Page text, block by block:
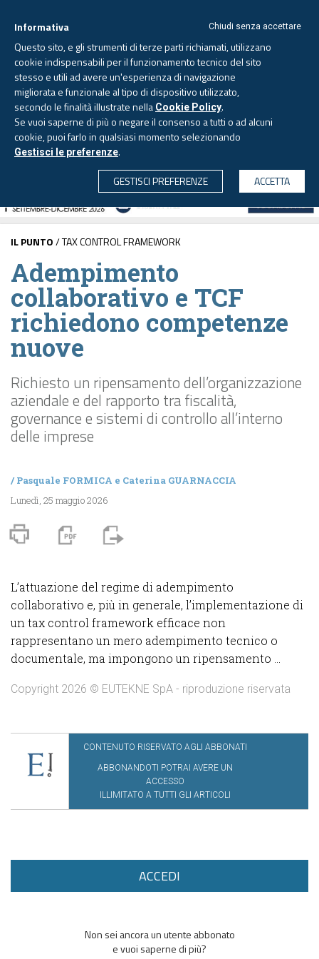
CERCA
Lunedì, 10 agosto 2026 - Aggiornato alle 6.00
IL PUNTO/ TAX CONTROL FRAMEWORK
Adempimento
collaborativo e TCF
richiedono competenze
nuove
Richiesto un ripensamento dell’organizzazione
aziendale e del rapporto tra fiscalità,
governance e sistemi di controllo all’interno
delle imprese
/Pasquale FORMICA e Caterina GUARNACCIA
Lunedì, 25 maggio 2026
L’attuazione del regime di adempimento
collaborativo e, più in generale, l’implementazione di
un tax control framework efficace non
rappresentano un mero adempimento tecnico o
documentale, ma impongono un ripensamento ...
Copyright 2026 © EUTEKNE SpA - riproduzione riservata
CONTENUTO RISERVATO AGLI ABBONATI
ABBONANDOTI POTRAI AVERE UN
ACCESSO
ILLIMITATO A TUTTI GLI ARTICOLI
ACCEDI
Non sei ancora un utente abbonato
e vuoi saperne di più?
Chiudi senza accettare
Informativa
Questo sito, e gli strumenti di terze parti richiamati, utilizzano
cookie indispensabili per il funzionamento tecnico del sito
stesso e utili ad avere un'esperienza di navigazione
migliorata e funzionale al tipo di dispositivo utilizzato,
secondo le finalità illustrate nella Cookie Policy.
Se vuoi saperne di più o negare il consenso a tutti o ad alcuni
cookie, puoi farlo in qualsiasi momento selezionando
Gestisci le preferenze.
GESTISCI PREFERENZE
ACCETTA